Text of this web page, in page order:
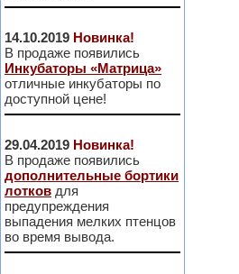
14.10.2019 Новинка!
В продаже появились
Инкубаторы «Матрица»
отличные инкубаторы по
доступной цене!
29.04.2019 Новинка!
В продаже появились
дополнительные бортики
лотков для
предупреждения
выпадения мелких птенцов
во время вывода.